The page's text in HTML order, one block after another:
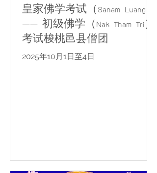
皇家佛学考试（Sanam Luang）
—— 初级佛学（Nak Tham Tri）
考试梭桃邑县僧团
2025年10月1日至4日